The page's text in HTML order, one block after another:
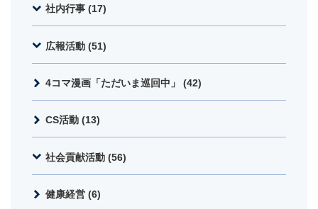
社内行事 (17)
広報活動 (51)
4コマ漫画「ただいま巡回中」 (42)
CS活動 (13)
社会貢献活動 (56)
健康経営 (6)